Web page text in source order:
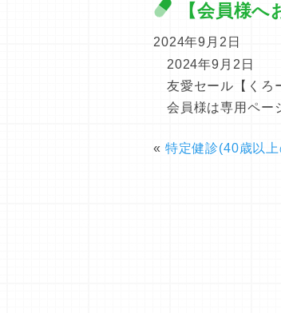
【会員様
2024年9月2日
2024年9月2日
友愛セール【くろ
会員様は専用ペー
« 特定健診(40歳以